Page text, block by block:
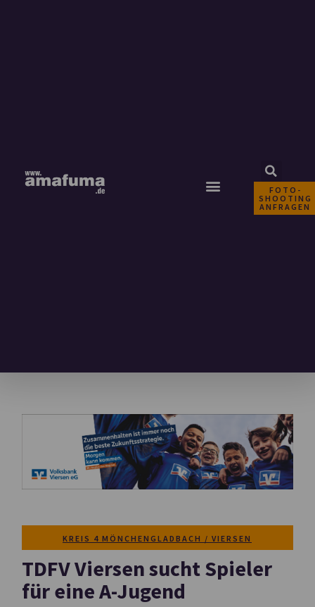
FOTO-
SHOOTING
ANFRAGEN
KREIS 4 MÖNCHENGLADBACH / VIERSEN
TDFV Viersen sucht Spieler
für eine A-Jugend